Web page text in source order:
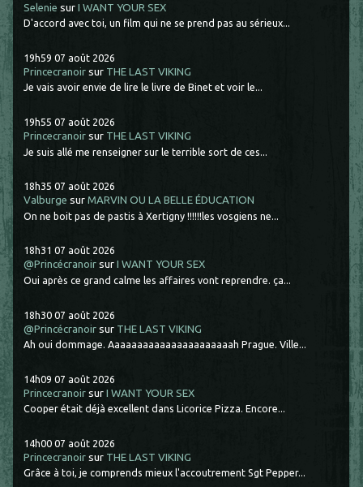
Selenie surI WANT YOUR SEX
D'accord avec toi, un film qui ne se prend pas au sérieux...
19h59 07 août 2026
Princecranoir sur THE LAST VIKING
Je vais avoir envie de lire le livre de Binet et voir le...
19h55 07 août 2026
Princecranoir sur THE LAST VIKING
Je suis allé me renseigner sur le terrible sort de ces...
18h35 07 août 2026
Valburge surMARVIN OU LA BELLE ÉDUCATION
On ne boit pas de pastis à Xertigny !!!!!!les vosgiens ne...
18h31 07 août 2026
@Princécranoir surI WANT YOUR SEX
Oui après ce grand calme les affaires vont reprendre. ça...
18h30 07 août 2026
@Princécranoir sur THE LAST VIKING
Ah oui dommage. Aaaaaaaaaaaaaaaaaaaaaah Prague. Ville...
14h09 07 août 2026
Princecranoir surI WANT YOUR SEX
Cooper était déjà excellent dans Licorice Pizza. Encore...
14h00 07 août 2026
Princecranoir sur THE LAST VIKING
Grâce à toi, je comprends mieux l'accoutrement Sgt Pepper...